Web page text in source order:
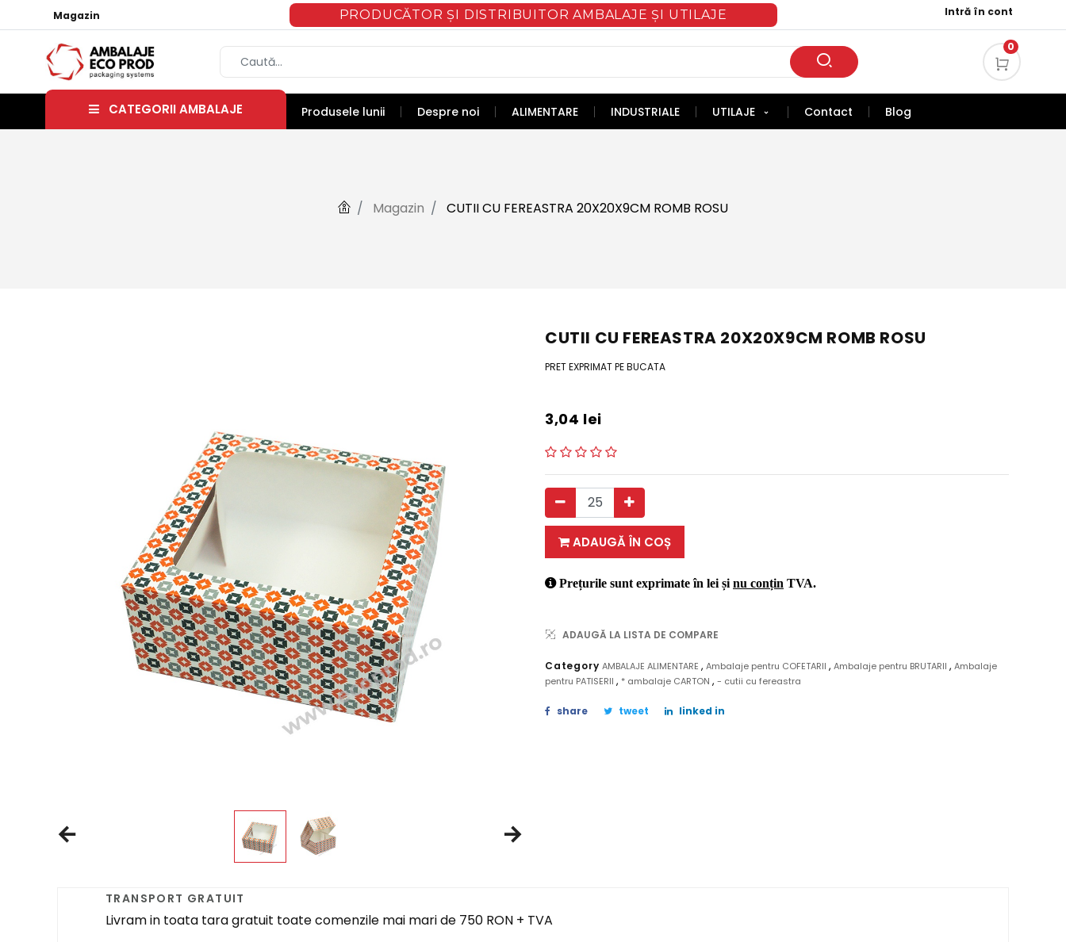
Magazin PRODUCĂTOR ȘI DISTRIBUITOR AMBALAJE ȘI UTILAJE Intră în cont
0
CATEGORII AMBALAJE Produsele lunii Despre noi ALIMENTARE INDUSTRIALE UTILAJE Contact Blog
Magazin CUTII CU FEREASTRA 20X20X9CM ROMB ROSU
CUTII CU FEREASTRA 20X20X9CM ROMB ROSU
PRET EXPRIMAT PE BUCATA
3,04 lei
ADAUGĂ ÎN COȘ
Prețurile sunt exprimate în lei și nu conțin TVA.
ADAUGĂ LA LISTA DE COMPARE
CategoryAMBALAJE ALIMENTARE,Ambalaje pentru COFETARII,Ambalaje pentru BRUTARII,Ambalaje
pentru PATISERII , * ambalaje CARTON , - cutii cu fereastra
share tweet linked in
TRANSPORT GRATUIT
Livram in toata tara gratuit toate comenzile mai mari de 750 RON + TVA